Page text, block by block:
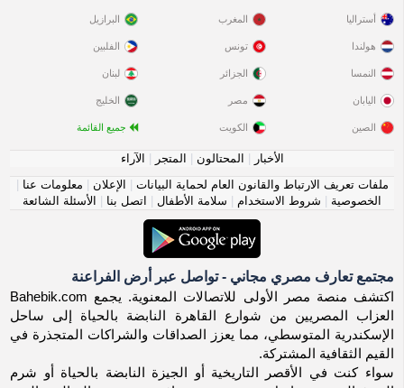
أستراليا
هولندا
النمسا
اليابان
الصين
المغرب
تونس
الجزائر
مصر
الكويت
البرازيل
الفلبين
لبنان
الخليج
جميع القائمة
الأخبار المحتالون المتجر
الآراء
ملفات تعريف الارتباط والقانون العام لحماية البيانات
الإعلان معلومات عنا
الخصوصية
شروط الاستخدام سلامة الأطفال اتصل بنا الأسئلة الشائعة
مجتمع تعارف مصري مجاني - تواصل عبر أرض الفراعنة
اكتشف منصة مصر الأولى للاتصالات المعنوية. يجمع Bahebik.com
العزاب المصريين من شوارع القاهرة النابضة بالحياة إلى ساحل
الإسكندرية المتوسطي، مما يعزز الصداقات والشراكات المتجذرة في
القيم الثقافية المشتركة.
سواء كنت في الأقصر التاريخية أو الجيزة النابضة بالحياة أو شرم